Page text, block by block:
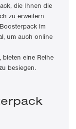
die Ihnen die
zu erweitern.
im
um auch online
bieten eine Reihe
besiegen.